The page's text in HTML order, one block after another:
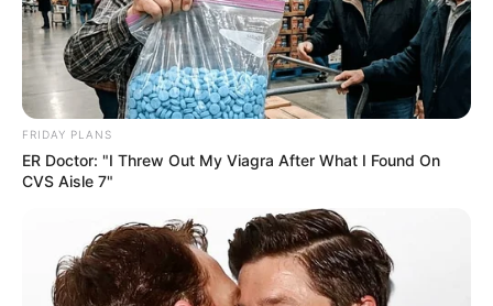
FRIDAY PLANS
ER Doctor: "I Threw Out My Viagra After What I Found On
CVS Aisle 7"